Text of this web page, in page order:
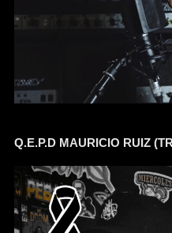
Q.E.P.D MAURICIO RUIZ